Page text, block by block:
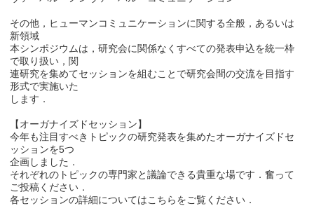
その他，ヒューマンコミュニケーションに関する全般，あるいは
新領域
本シンポジウムは，研究会に関係なくすべての発表申込を統一枠
で取り扱い，関
連研究を集めてセッションを組むことで研究会間の交流を目指す
形式で実施いた
します．
【オーガナイズドセッション】
今年も注目すべきトピックの研究発表を集めたオーガナイズドセ
ッションを5つ
企画しました．
それぞれのトピックの専門家と議論できる貴重な場です．奮って
ご投稿ください．
各セッションの詳細についてはこちらをご覧ください．